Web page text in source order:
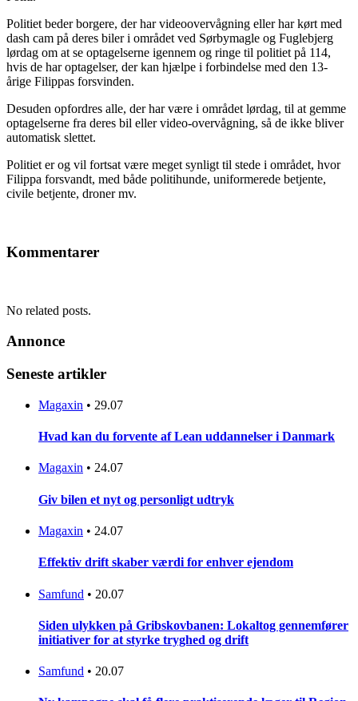
Politiet beder borgere, der har videoovervågning eller har kørt med
dash cam på deres biler i området ved Sørbymagle og Fuglebjerg
lørdag om at se optagelserne igennem og ringe til politiet på 114,
hvis de har optagelser, der kan hjælpe i forbindelse med den 13-
årige Filippas forsvinden.
Desuden opfordres alle, der har være i området lørdag, til at gemme
optagelserne fra deres bil eller video-overvågning, så de ikke bliver
automatisk slettet.
Politiet er og vil fortsat være meget synligt til stede i området, hvor
Filippa forsvandt, med både politihunde, uniformerede betjente,
civile betjente, droner mv.
Kommentarer
No related posts.
Annonce
Seneste artikler
Magaxin • 29.07
Hvad kan du forvente af Lean uddannelser i Danmark
Magaxin • 24.07
Giv bilen et nyt og personligt udtryk
Magaxin • 24.07
Effektiv drift skaber værdi for enhver ejendom
Samfund • 20.07
Siden ulykken på Gribskovbanen: Lokaltog gennemfører
initiativer for at styrke tryghed og drift
Samfund • 20.07